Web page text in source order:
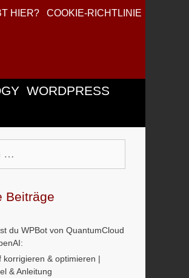
HIER? COOKIE-RICHTLINIE
WORDPRESS
Beiträge
du WPBot von QuantumCloud
korrigieren & optimieren |
& Anleitung